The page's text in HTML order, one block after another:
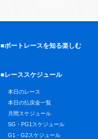
■ボートレースを知る楽しむ
■レーススケジュール
本日のレース
本日の払戻金一覧
月間スケジュール
SG・PG1スケジュール
G1・G2スケジュール